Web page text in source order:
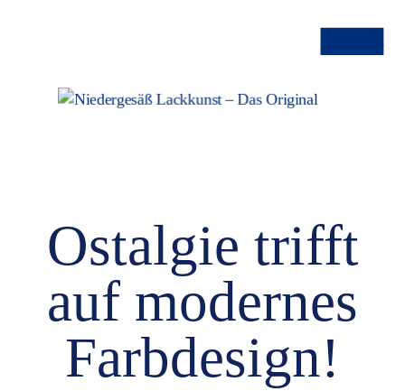
Ostalgie trifft
auf modernes
Farbdesign!